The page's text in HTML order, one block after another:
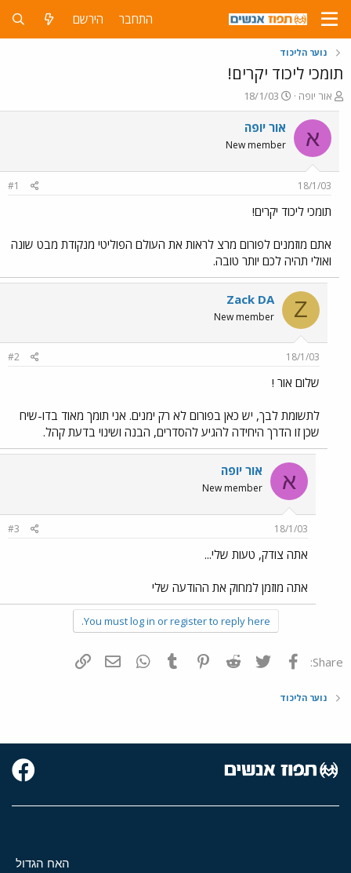
התחבר הירשם
נוער הליכוד
תומכי ליכוד יקרים!
פ
ו
ת
ח
ה
ש
א
אור יופה
פ
ו
ר
ם
ר
18/1/03
א אור יופה
New member
18/1/03
#1
תומכי ליכוד יקרים!
אתם מוזמנים לפורום מרצ לראות את העולם הפוליטי מנקודת מבט שונה
ואולי תהיה לכם יותר טובה.
Z
Zack DA
New member
18/1/03
#2
שלום אור !
לתשומת לבך, יש כאן בפורום לא רק ימנים. אני תומך מאוד בדו-שיח
שכן זו הדרך היחידה להגיע להסדרים, הבנה ושינוי בדעת קהל.
א אור יופה
New member
18/1/03
#3
אתה צודק, טעות שלי...
אתה מוזמן למחוק את ההודעה שלי
You must log in or register to reply here.
Share: פייסבוק Twitter
Reddit
Pinterest
Tumblr
WhatsAppדואר אלקטרוני
נוער הליכוד
האח הגדול